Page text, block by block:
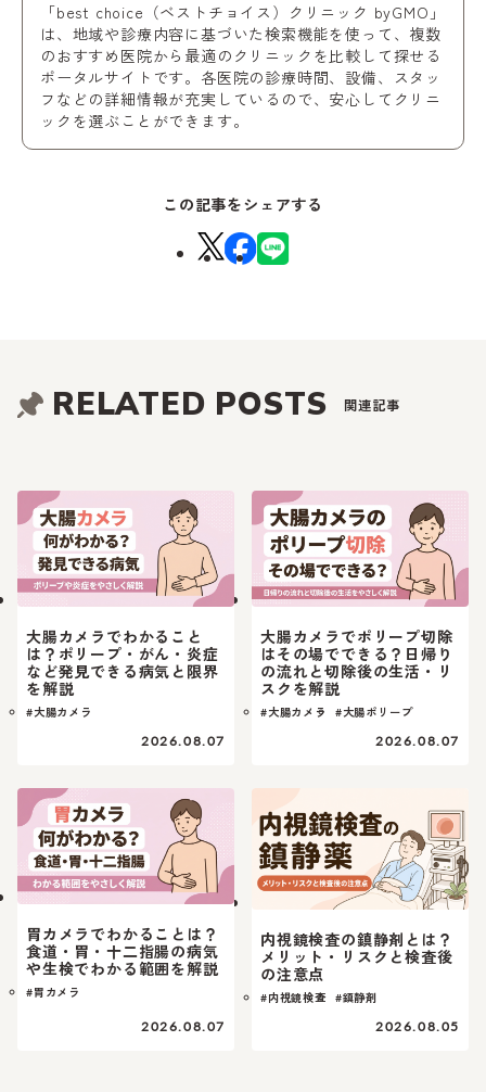
「best choice（ベストチョイス）クリニック byGMO」
は、地域や診療内容に基づいた検索機能を使って、複数
のおすすめ医院から最適のクリニックを比較して探せる
ポータルサイトです。各医院の診療時間、設備、スタッ
フなどの詳細情報が充実しているので、安心してクリニ
ックを選ぶことができます。
この記事をシェアする
RELATED POSTS 関連記事
大腸カメラでわかること
は？ポリープ・がん・炎症
など発見できる病気と限界
を解説
#大腸カメラ
2026.08.07
大腸カメラでポリープ切除
はその場でできる？日帰り
の流れと切除後の生活・リ
スクを解説
#大腸カメラ #大腸ポリープ
2026.08.07
胃カメラでわかることは？
食道・胃・十二指腸の病気
や生検でわかる範囲を解説
#胃カメラ
2026.08.07
内視鏡検査の鎮静剤とは？
メリット・リスクと検査後
の注意点
#内視鏡検査 #鎮静剤
2026.08.05